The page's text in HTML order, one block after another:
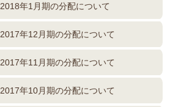
2018年1月期の分配について
2017年12月期の分配について
2017年11月期の分配について
2017年10月期の分配について